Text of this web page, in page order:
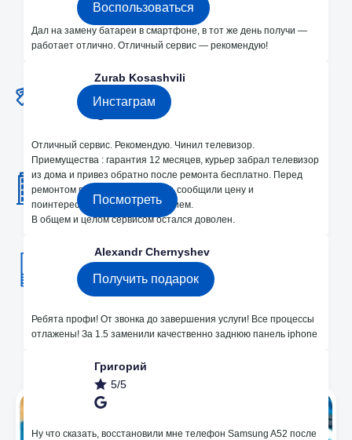
Дал на замену батареи в смартфоне, в тот же день получи —
работает отлично. Отличный сервис — рекомендую!
Zurab Kosashvili
5/5
Отличный сервис. Рекомендую. Чинил телевизор.
Приемущества : гарантия 12 месяцев, курьер забрал телевизор
из дома и привез обратно после ремонта бесплатно. Перед
ремонтом провели диагностику, сообщили цену и
поинтересовались моим решением.
В общем и целом сервисом остался доволен.
Alexandr Chernyshev
Ребята профи! От звонка до завершения услуги! Все процессы
отлажены! За 1.5 заменили качественно заднюю панель iphone
Григорий
5/5
Ну что сказать, восстановили мне телефон Samsung A52 после
Воспользоваться
Каждые месяц розыгрышы на
Инстаграм
2 Офиса в Кишиневе
Bodoni 33 и Dacia 24
Посмотреть
Получите подарок 250 лей на ремонт!
Получить подарок
Мы в Instagram